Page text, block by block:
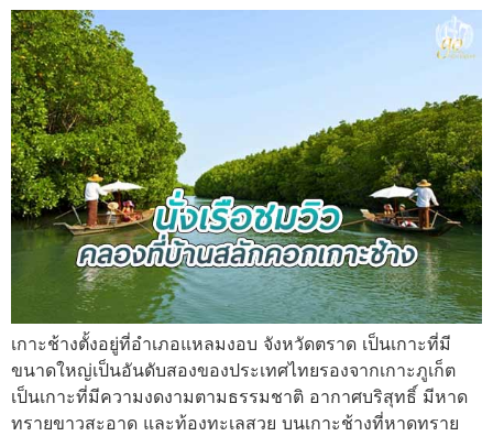
เกาะช้างตั้งอยู่ที่อำเภอแหลมงอบ จังหวัดตราด เป็นเกาะที่มี
ขนาดใหญ่เป็นอันดับสองของประเทศไทยรองจากเกาะภูเก็ต
เป็นเกาะที่มีความงดงามตามธรรมชาติ อากาศบริสุทธิ์ มีหาด
ทรายขาวสะอาด และท้องทะเลสวย บนเกาะช้างที่หาดทราย